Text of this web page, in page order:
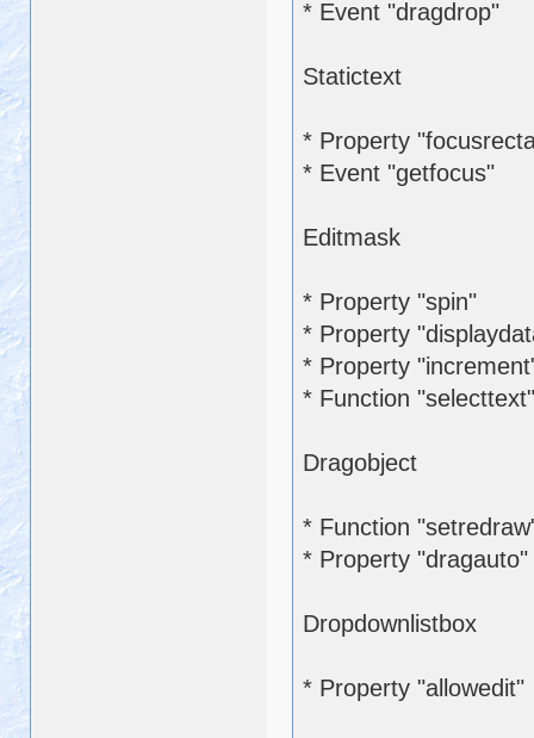
* Event "dragdrop"
Statictext
* Property
* Event "getfocus"
Editmask
* Property "spin"
* Property
* Property
* Function "selecttext"
Dragobject
* Function
* Property "dragauto"
Dropdownlistbox
* Property "allowedit"